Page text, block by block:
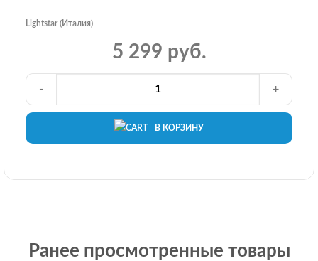
Lightstar (Италия)
5 299 руб.
В КОРЗИНУ
- +
Ранее просмотренные товары